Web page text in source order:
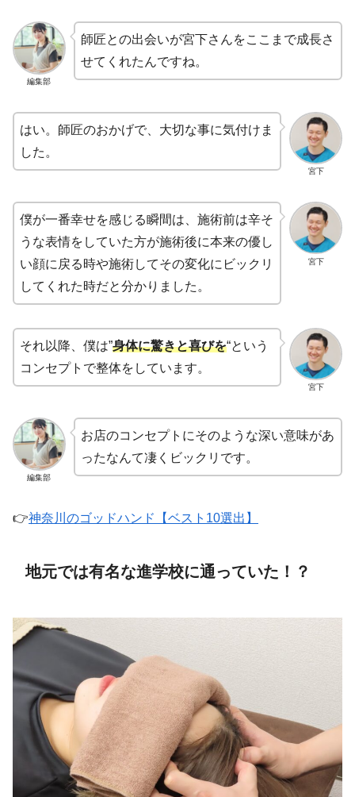
編集部
師匠との出会いが宮下さんをここまで成長さ
せてくれたんですね。
宮下
はい。師匠のおかげで、大切な事に気付けま
した。
宮下
僕が一番幸せを感じる瞬間は、施術前は辛そ
うな表情をしていた方が施術後に本来の優し
い顔に戻る時や施術してその変化にビックリ
してくれた時だと分かりました。
宮下
それ以降、僕は”身体に驚きと喜びを“という
コンセプトで整体をしています。
編集部
お店のコンセプトにそのような深い意味があ
ったなんて凄くビックリです。
👉神奈川のゴッドハンド【ベスト10選出】
地元では有名な進学校に通っていた！？